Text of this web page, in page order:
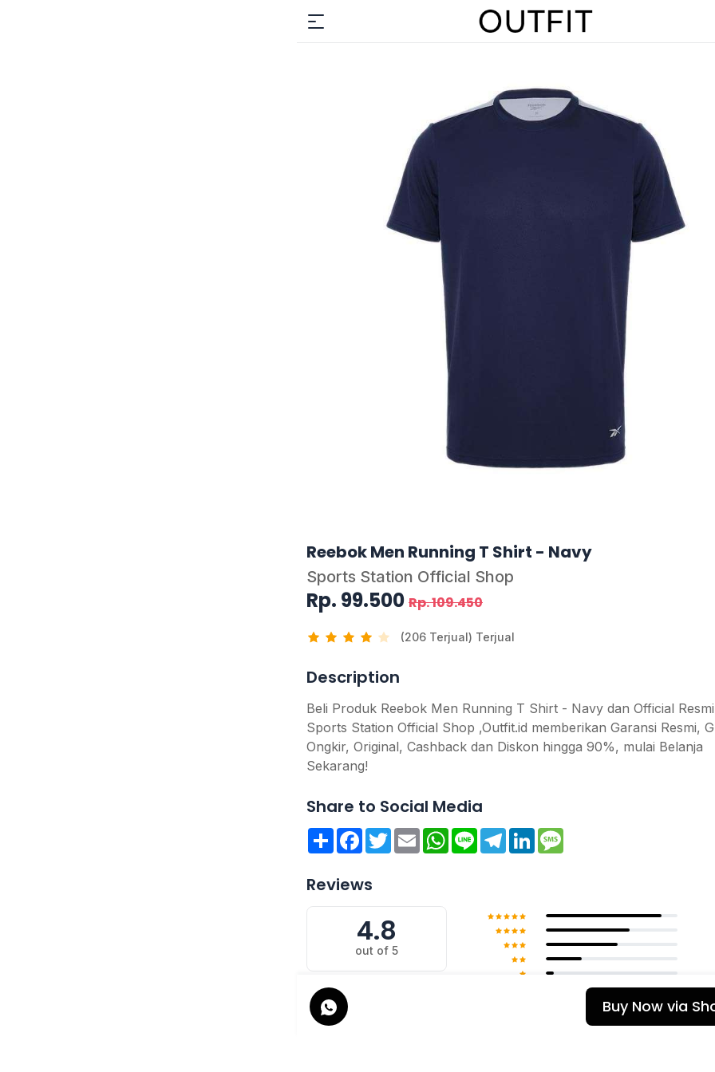
Reebok Men Running T Shirt - Navy
Sports Station Official Shop
Rp. 99.500 Rp. 109.450
(206 Terjual) Terjual
Description
Beli Produk Reebok Men Running T Shirt - Navy dan Official
Sports Station Official Shop ,Outfit.id memberikan Garansi Resmi,
Ongkir, Original, Cashback dan Diskon hingga 90%, mulai Belanja
Sekarang!
Share to Social Media
ShareFacebook
TwitterEmailWhatsApp
Line Telegram
LinkedIn
Reviews
4.8
out of 5
Buy Now via